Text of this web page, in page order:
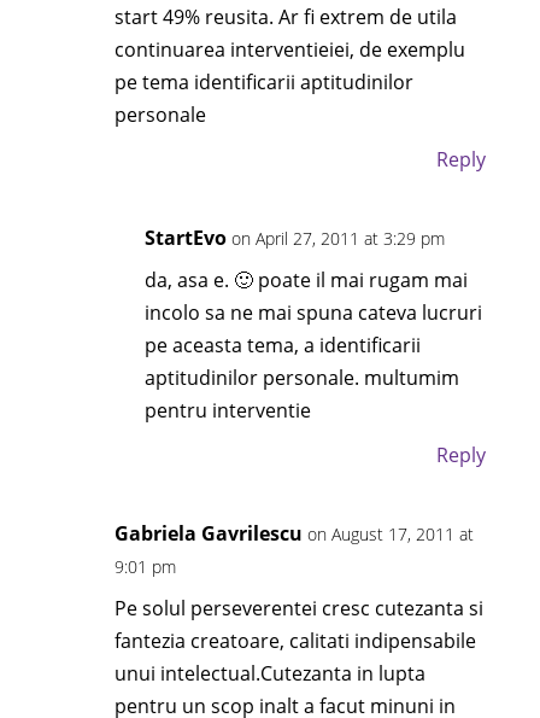
start 49% reusita. Ar fi extrem de utila
continuarea interventieiei, de exemplu
pe tema identificarii aptitudinilor
personale
Reply
StartEvo on April 27, 2011 at 3:29 pm
da, asa e. 🙂 poate il mai rugam mai
incolo sa ne mai spuna cateva lucruri
pe aceasta tema, a identificarii
aptitudinilor personale. multumim
pentru interventie
Reply
Gabriela Gavrilescu on August 17, 2011 at
9:01 pm
Pe solul perseverentei cresc cutezanta si
fantezia creatoare, calitati indipensabile
unui intelectual.Cutezanta in lupta
pentru un scop inalt a facut minuni in